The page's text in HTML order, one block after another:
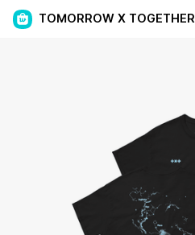
TOMORROW X TOGETHER